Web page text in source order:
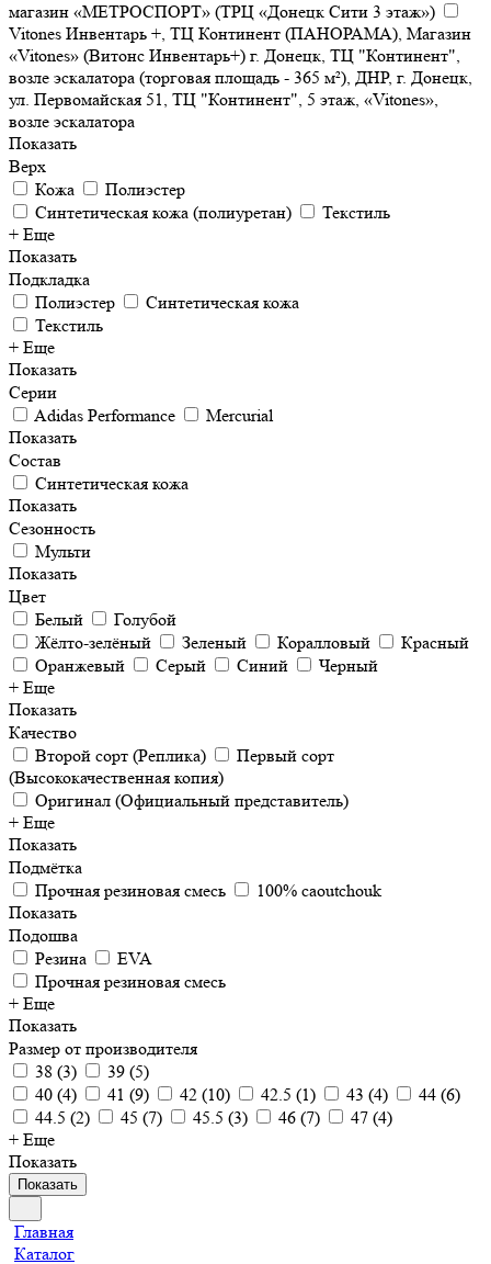
магазин «МЕТРОСПОРТ» (ТРЦ «Донецк Сити 3 этаж»)
Vitones Инвентарь +, ТЦ Континент (ПАНОРАМА), Магазин
«Vitones» (Витонс Инвентарь+) г. Донецк, ТЦ "Континент",
возле эскалатора (торговая площадь - 365 м²), ДНР, г. Донецк,
ул. Первомайская 51, ТЦ "Континент", 5 этаж, «Vitones»,
возле эскалатора
Показать
Верх
Кожа
Полиэстер
Синтетическая кожа (полиуретан)
Текстиль
+ Еще
Показать
Подкладка
Полиэстер
Синтетическая кожа
Текстиль
+ Еще
Показать
Серии
Adidas Performance
Mercurial
Показать
Состав
Синтетическая кожа
Показать
Сезонность
Мульти
Показать
Цвет
Белый
Голубой
Жёлто-зелёный
Зеленый Коралловый
Красный
Оранжевый
Серый Синий
Черный
+ Еще
Показать
Качество
Второй сорт (Реплика)
Первый сорт
(Высококачественная копия)
Оригинал (Официальный представитель)
+ Еще
Показать
Подмётка
Прочная резиновая смесь
100% caoutchouk
Показать
Подошва
Резина
EVA
Прочная резиновая смесь
+ Еще
Показать
Размер от производителя
38 (3) 39 (5)
40 (4) 41 (9) 42 (10) 42.5 (1) 43 (4) 44 (6)
44.5 (2) 45 (7) 45.5 (3) 46 (7) 47 (4)
+ Еще
Показать
Показать
Главная
Каталог